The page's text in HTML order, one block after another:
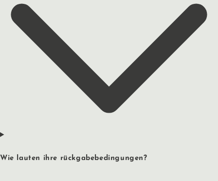
Wie lauten ihre rückgabebedingungen?